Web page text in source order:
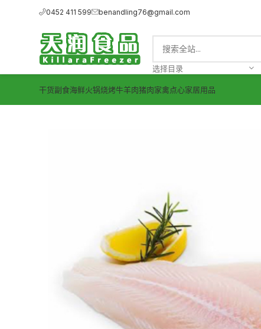
0452 411 599 benandling76@gmail.com
选择目录
干货副食海鲜火锅烧烤牛羊肉猪肉家禽点心家居用品